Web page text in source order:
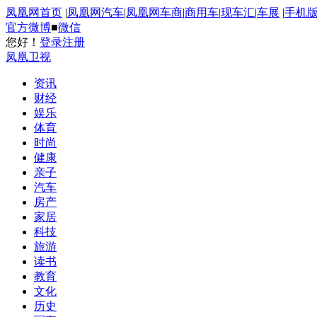
凤凰网首页 |凤凰网汽车|凤凰网车商|商用车|现车汇|车展 |手机版
官方微博■微信
您好！ 登录注册
凤凰卫视
资讯
财经
娱乐
体育
时尚
健康
亲子
汽车
房产
家居
科技
旅游
读书
教育
文化
历史